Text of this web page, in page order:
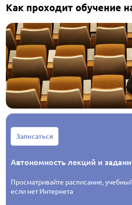
Как проходит обучение
Записаться
Автономность лекций и
Просматривайте расписание,
если нет Интернета